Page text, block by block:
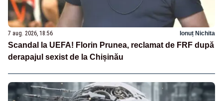
7 aug. 2026, 18:56 Ionuț Nichita
Scandal la UEFA! Florin Prunea, reclamat de FRF după
derapajul sexist de la Chișinău